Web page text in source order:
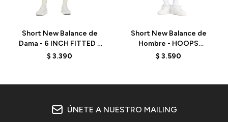
Short New Balance de
Dama - 6 INCH FITTED -
WS41271BK - BLACK
$ 3.390
Short New Balance de
Hombre - HOOPS
PRINTED - MS44588BK -
$ 3.590
ÚNETE A NUESTRO MAILING